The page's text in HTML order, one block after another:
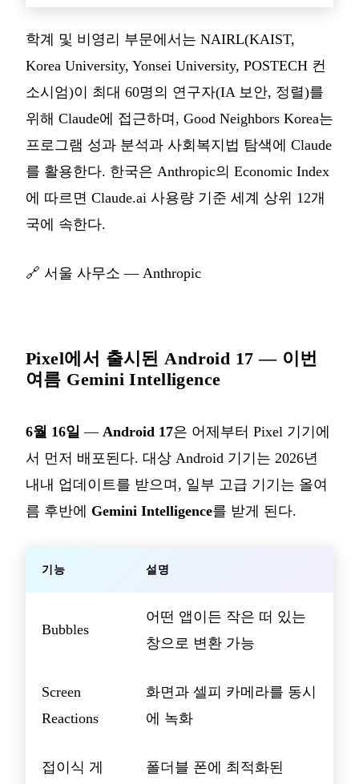
학계 및 비영리 부문에서는 NAIRL(KAIST,
Korea University, Yonsei University, POSTECH 컨
소시엄)이 최대 60명의 연구자(IA 보안, 정렬)를
위해 Claude에 접근하며, Good Neighbors Korea는
프로그램 성과 분석과 사회복지법 탐색에 Claude
를 활용한다. 한국은 Anthropic의 Economic Index
에 따르면 Claude.ai 사용량 기준 세계 상위 12개
국에 속한다.
🔗 서울 사무소 — Anthropic
Pixel에서 출시된 Android 17 — 이번
여름 Gemini Intelligence
6월 16일 — Android 17은 어제부터 Pixel 기기에
서 먼저 배포된다. 대상 Android 기기는 2026년
내내 업데이트를 받으며, 일부 고급 기기는 올여
름 후반에 Gemini Intelligence를 받게 된다.
기능 설명
Bubbles
어떤 앱이든 작은 떠 있는
창으로 변환 가능
Screen
Reactions
화면과 셀피 카메라를 동시
에 녹화
접이식 게
폴더블 폰에 최적화된